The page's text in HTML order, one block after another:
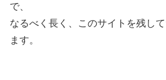
で、
なるべく長く、このサイトを残し
ます。